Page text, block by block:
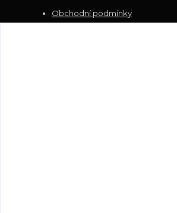
Obchodní podmínky